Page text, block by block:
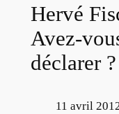
Hervé
Avez-
déclarer
11 avril